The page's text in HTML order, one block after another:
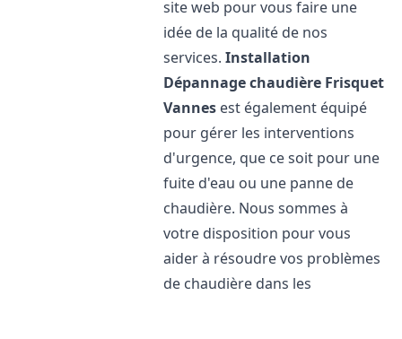
site web pour vous faire une
idée de la qualité de nos
services.Installation
Dépannage chaudière Frisquet
Vannes est également équipé
pour gérer les interventions
d'urgence, que ce soit pour une
fuite d'eau ou une panne de
chaudière. Nous sommes à
votre disposition pour vous
aider à résoudre vos problèmes
de chaudière dans les